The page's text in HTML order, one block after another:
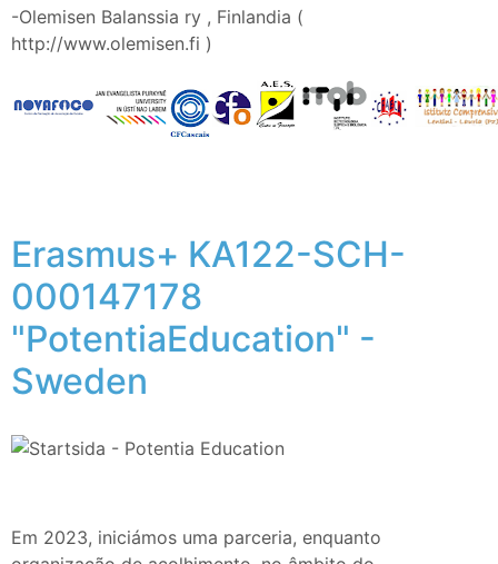
-Olemisen Balanssia ry , Finlandia (
http://www.olemisen.fi )
Erasmus+ KA122-SCH-
000147178
"PotentiaEducation" -
Sweden
Em 2023, iniciámos uma parceria, enquanto